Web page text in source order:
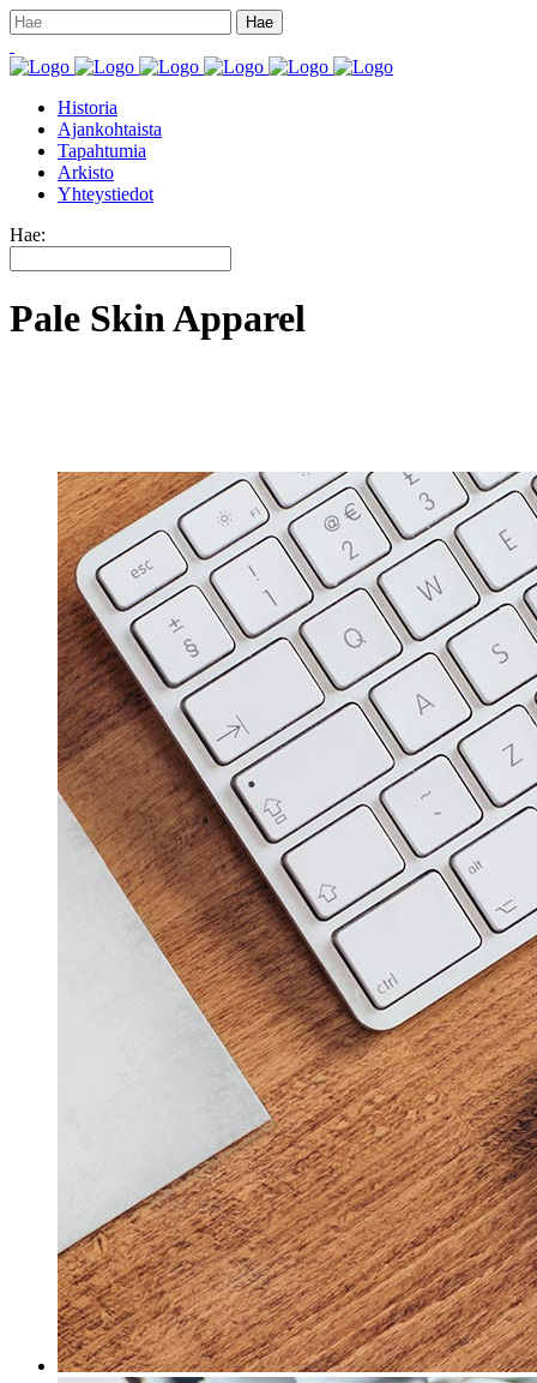
Historia
Ajankohtaista
Tapahtumia
Arkisto
Yhteystiedot
Hae:
Pale Skin Apparel